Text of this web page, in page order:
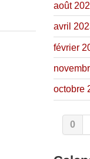
août
avril
février
octobre
0